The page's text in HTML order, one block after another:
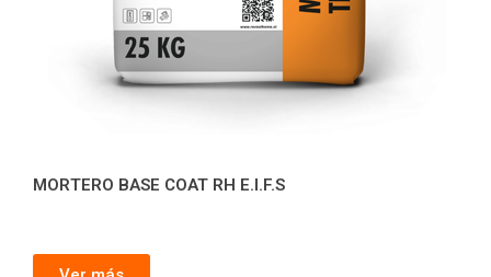
MORTERO BASE COAT RH E.I.F.S